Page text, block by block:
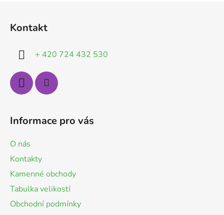
Kontakt
+ 420 724 432 530
Informace pro vás
O nás
Kontakty
Kamenné obchody
Tabulka velikostí
Obchodní podmínky